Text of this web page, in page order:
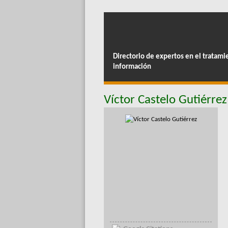
Directorio de expertos en el
información
Víctor Castelo Gutiérrez